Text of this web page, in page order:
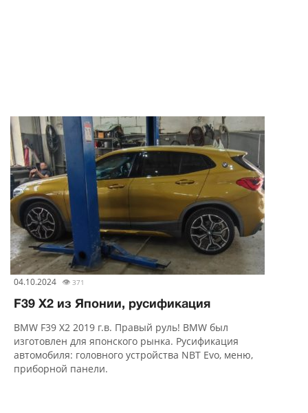
04.10.2024 👁 371
F39 X2 из Японии, русификация
BMW F39 X2 2019 г.в. Правый руль! BMW был
изготовлен для японского рынка. Русификация
автомобиля: головного устройства NBT Evo, меню,
приборной панели.